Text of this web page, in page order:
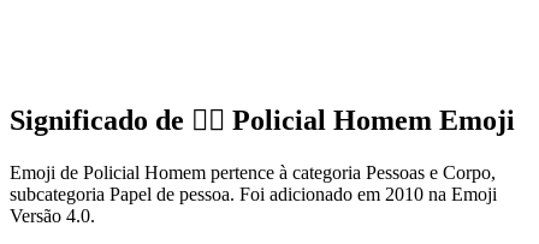
Significado de 👮‍♂️ Policial Homem Emoji
Emoji de Policial Homem pertence à categoria Pessoas e Corpo,
subcategoria Papel de pessoa. Foi adicionado em 2010 na Emoji
Versão 4.0.